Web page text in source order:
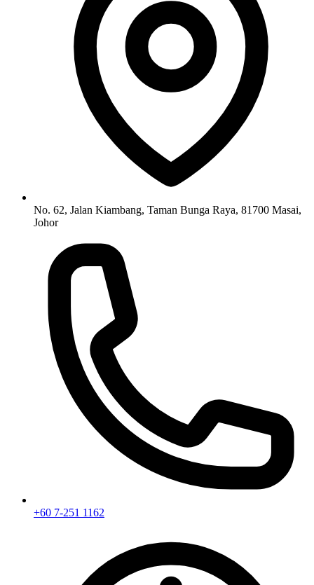
No. 62, Jalan Kiambang, Taman Bunga Raya, 81700 Masai,
Johor
+60 7-251 1162